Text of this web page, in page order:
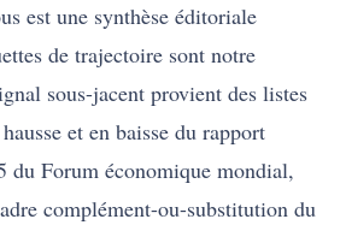
est une synthèse éditoriale
de trajectoire sont notre
sous-jacent provient des listes
et en baisse du rapport
du Forum économique mondial,
complément-ou-substitution du